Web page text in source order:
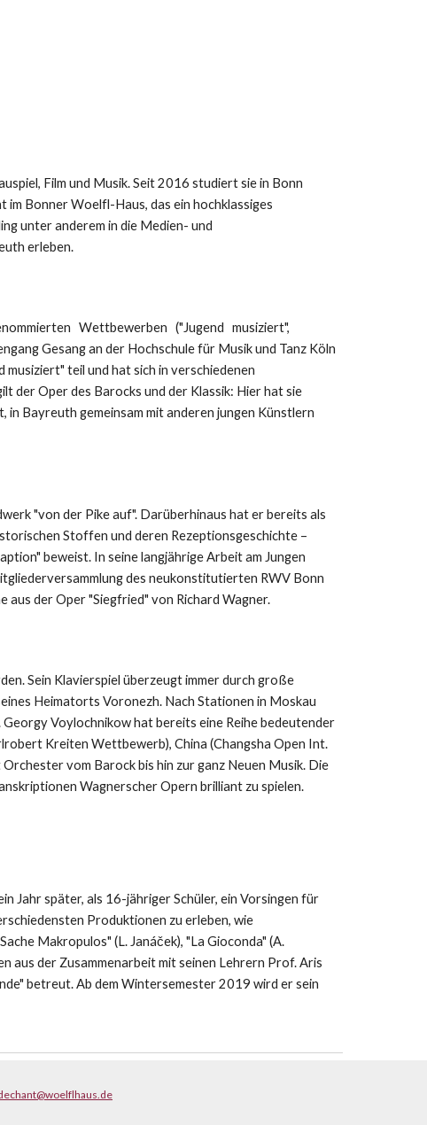
Film und Musik. Seit 2016 studiert sie in Bonn
Bonner Woelfl-Haus, das ein hochklassiges
unter anderem in die Medien- und
erleben.
Wettbewerben ("Jugend musiziert",
Gesang an der Hochschule für Musik und Tanz Köln
teil und hat sich in verschiedenen
der Oper des Barocks und der Klassik: Hier hat sie
in Bayreuth gemeinsam mit anderen jungen Künstlern
"von der Pike auf". Darüberhinaus hat er bereits als
Stoffen und deren Rezeptionsgeschichte –
beweist. In seine langjährige Arbeit am Jungen
des neukonstitutierten RWV Bonn
der Oper "Siegfried" von Richard Wagner.
Sein Klavierspiel überzeugt immer durch große
Heimatorts Voronezh. Nach Stationen in Moskau
Voylochnikow hat bereits eine Reihe bedeutender
Kreiten Wettbewerb), China (Changsha Open Int.
vom Barock bis hin zur ganz Neuen Musik. Die
Wagnerscher Opern brilliant zu spielen.
Jahr später, als 16-jähriger Schüler, ein Vorsingen für
Produktionen zu erleben, wie
Makropulos" (L. Janáček), "La Gioconda" (A.
aus der Zusammenarbeit mit seinen Lehrern Prof. Aris
betreut. Ab dem Wintersemester 2019 wird er sein